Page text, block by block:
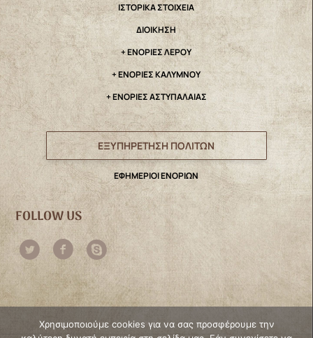
IΣΤΟΡΙΚΑ ΣΤΟΙΧΕΙΑ
ΔΙΟΙΚΗΣΗ
+ ΕΝΟΡΙΕΣ ΛΕΡΟΥ
+ ΕΝΟΡΙΕΣ ΚΑΛΥΜΝΟΥ
+ ΕΝΟΡΙΕΣ ΑΣΤΥΠΑΛΑΙΑΣ
ΕΞΥΠΗΡΕΤΗΣΗ ΠΟΛΙΤΩΝ
ΕΦΗΜΕΡΙΟΙ ΕΝΟΡΙΩΝ
FOLLOW US
Χρησιμοποιούμε cookies για να σας προσφέρουμε την